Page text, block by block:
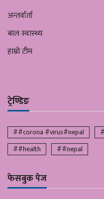
अन्तर्वार्ता
बाल स्वास्थ्य
हाम्रो टीम
ट्रेण्डिङ
##corona #virus#nepal
##health
##nepal
फेसबुक पेज